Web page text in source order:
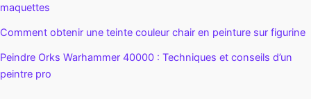
maquettes
Comment obtenir une teinte couleur chair en peinture sur figurine
Peindre Orks Warhammer 40000 : Techniques et conseils d’un
peintre pro